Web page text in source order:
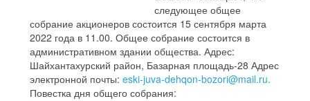
следующее общее
собрание акционеров состоится 15 сентября марта
2022 года в 11.00. Общее собрание состоится в
административном здании общества. Адрес:
Шайхантахурский район, Базарная площадь-28 Адрес
электронной почты: eski-juva-dehqon-bozori@mail.ru.
Повестка дня общего собрания: